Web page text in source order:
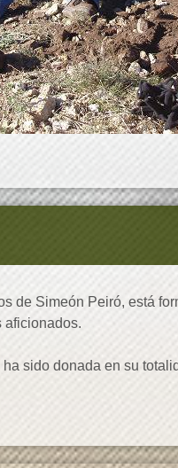
Simeón Peiró, está
aficionados.
sido donada en su